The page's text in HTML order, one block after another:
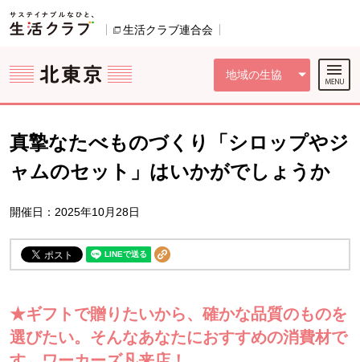
ページの先頭です。
生活クラブ連合会
地域の生協
ここからサイト内共通メニューです。
サイト内共通メニューをスキップする
サイト内共通メニューここまで。
真摯なたべものづくり「シロップやジ
ャムのセット」はいかがでしょうか
開催日：2025年10月28日
★ギフトで贈りたいから、確かな品質のものを
選びたい。そんなあなたにおすすめの消費材で